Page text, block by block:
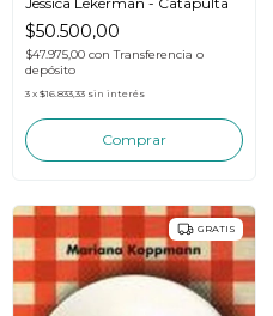
$50.500,00
$47.975,00 con Transferencia o
depósito
3 x $16.833,33 sin interés
GRATIS